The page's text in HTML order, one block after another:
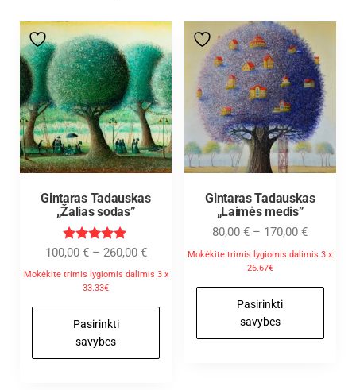
Gintaras Tadauskas
„Žalias sodas”
Įvertinimas
5.00
iš 5
100,00 € – 260,00 €
Mokėkite trimis lygiomis dalimis 3 x
33.33€
Pasirinkti
savybes
Gintaras Tadauskas
„Laimės medis”
80,00€ – 170,00€
Mokėkite trimis lygiomis dalimis 3 x
26.67€
Pasirinkti
savybes